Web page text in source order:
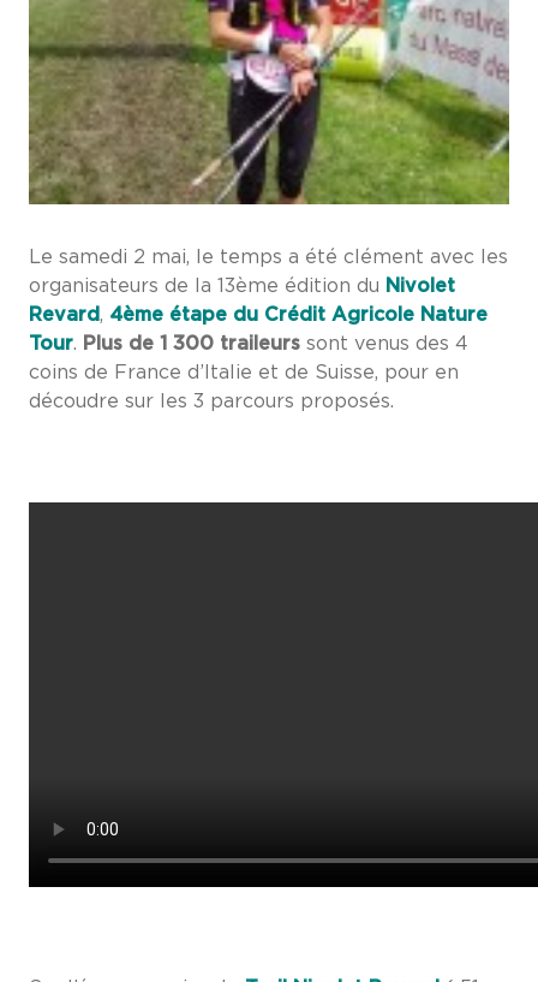
Le samedi 2 mai, le temps a été clément avec les
organisateurs de la 13ème édition du Nivolet
Revard, 4ème étape du Crédit Agricole Nature
Tour. Plus de 1 300 traileurs sont venus des 4
coins de France d’Italie et de Suisse, pour en
découdre sur les 3 parcours proposés.